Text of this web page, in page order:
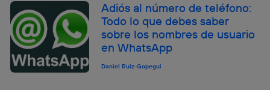
Adiós al número de teléfono:
Todo lo que debes saber
sobre los nombres de usuario
en WhatsApp
Daniel Ruiz-Gopegui